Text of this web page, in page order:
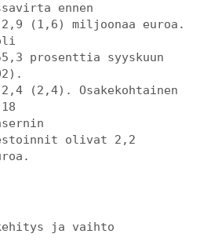
ennen
(1,6) miljoonaa euroa.
prosenttia syyskuun
(2,4). Osakekohtainen
olivat 2,2
ja vaihto